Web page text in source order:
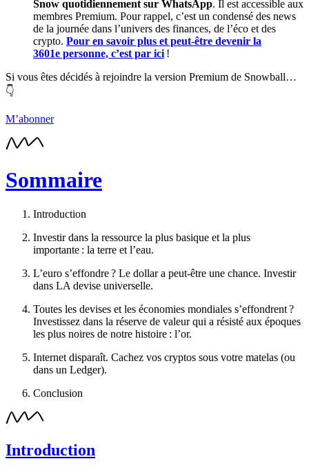
Snow quotidiennement sur WhatsApp. Il est accessible aux
membres Premium. Pour rappel, c’est un condensé des news
de la journée dans l’univers des finances, de l’éco et des
crypto. Pour en savoir plus et peut-être devenir la
3601e personne, c’est par ici !
Si vous êtes décidés à rejoindre la version Premium de Snowball…
👇
M’abonner
Sommaire
Introduction
Investir dans la ressource la plus basique et la plus
importante : la terre et l’eau.
L’euro s’effondre ? Le dollar a peut-être une chance. Investir
dans LA devise universelle.
Toutes les devises et les économies mondiales s’effondrent ?
Investissez dans la réserve de valeur qui a résisté aux époques
les plus noires de notre histoire : l’or.
Internet disparaît. Cachez vos cryptos sous votre matelas (ou
dans un Ledger).
Conclusion
Introduction